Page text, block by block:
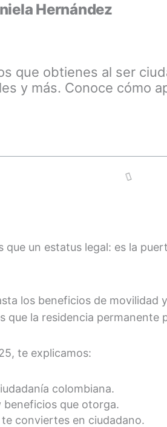
Hernández
que obtienes al ser
y más. Conoce cómo
que un estatus legal: es la
los beneficios de
que la residencia permanente
te explicamos:
colombiana.
beneficios que otorga.
conviertes en ciudadano.